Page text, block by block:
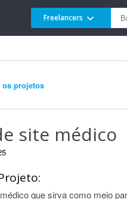
Freelancers
os projetos
site médico
que sirva como meio